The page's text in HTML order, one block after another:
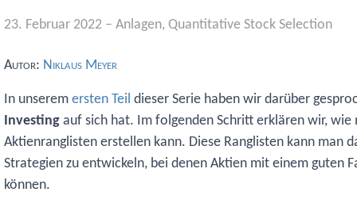
23. Februar 2022 – Anlagen, Quantitative Stock Selection
Autor: Niklaus Meyer
In unserem ersten Teil dieser Serie haben wir darüber
Investing auf sich hat. Im folgenden Schritt erklären wir,
Aktienranglisten erstellen kann. Diese Ranglisten kann man
Strategien zu entwickeln, bei denen Aktien mit einem guten
können.